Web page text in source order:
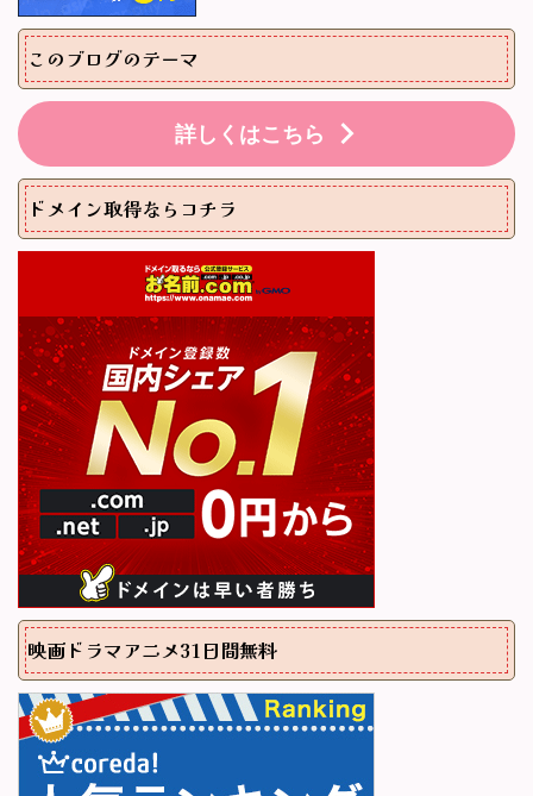
このブログのテーマ
詳しくはこちら
ドメイン取得ならコチラ
映画ドラマアニメ31日間無料